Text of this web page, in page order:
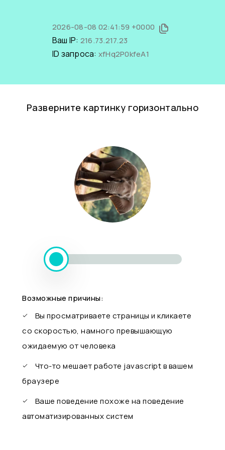
2026-08-08 02:41:59 +0000
Ваш IP: 216.73.217.23
ID запроса: xfHq2P0kfeA1
Разверните картинку горизонтально
Возможные причины:
Вы просматриваете страницы и кликаете
со скоростью, намного превышающую
ожидаемую от человека
Что-то мешает работе javascript в вашем
браузере
Ваше поведение похоже на поведение
автоматизированных систем